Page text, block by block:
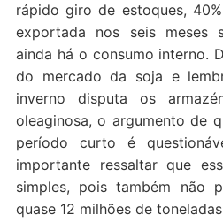
rápido giro de estoques,
exportada nos seis meses
ainda há o consumo interno.
do mercado da soja e
inverno disputa os
oleaginosa, o argumento de
período curto é
importante ressaltar que
simples, pois também não
quase 12 milhões de